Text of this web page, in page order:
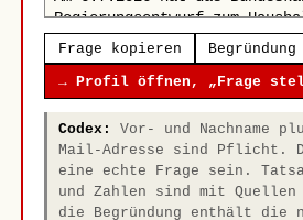
Frage kopieren
→ Profil öffnen, „Frage
Codex:
Vor- und Nachname
Mail-Adresse sind Pflicht.
eine echte Frage sein.
und Zahlen sind mit Quellen
die Begründung enthält die